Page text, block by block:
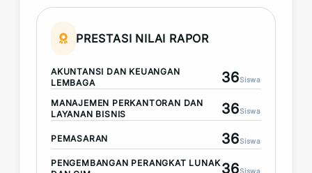
PRESTASI NILAI RAPOR
AKUNTANSI DAN KEUANGAN
LEMBAGA
36Siswa
MANAJEMEN PERKANTORAN DAN
LAYANAN BISNIS
36Siswa
PEMASARAN 36Siswa
PENGEMBANGAN PERANGKAT LUNAK36Siswa